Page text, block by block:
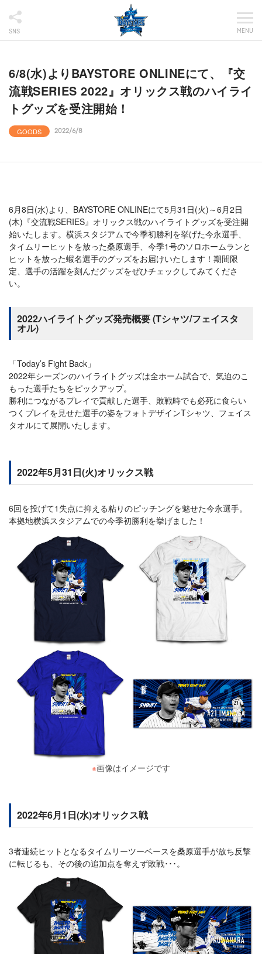
SNS MENU
6/8(水)よりBAYSTORE ONLINEにて、『交
流戦SERIES 2022』オリックス戦のハイライ
トグッズを受注開始！
GOODS 2022/6/8
6月8日(水)より、BAYSTORE ONLINEにて5月31日(火)～6月2日
(木)『交流戦SERIES』オリックス戦のハイライトグッズを受注開
始いたします。横浜スタジアムで今季初勝利を挙げた今永選手、
タイムリーヒットを放った桑原選手、今季1号のソロホームランと
ヒットを放った蝦名選手のグッズをお届けいたします！期間限
定、選手の活躍を刻んだグッズをぜひチェックしてみてくださ
い。
2022ハイライトグッズ発売概要 (Tシャツ/フェイスタ
オル)
「Today’s Fight Back」
2022年シーズンのハイライトグッズは全ホーム試合で、気迫のこ
もった選手たちをピックアップ。
勝利につながるプレイで貢献した選手、敗戦時でも必死に食らい
つくプレイを見せた選手の姿をフォトデザインTシャツ、フェイス
タオルにて展開いたします。
2022年5月31日(火)オリックス戦
6回を投げて1失点に抑える粘りのピッチングを魅せた今永選手。
本拠地横浜スタジアムでの今季初勝利を挙げました！
※画像はイメージです
2022年6月1日(水)オリックス戦
3者連続ヒットとなるタイムリーツーベースを桑原選手が放ち反撃
に転じるも、その後の追加点を奪えず敗戦･･･。